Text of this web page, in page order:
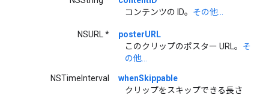
コンテンツの ID。 その他...
NSURL *
posterURL
このクリップのポスター URL。 そ
の他...
NSTimeInterval
whenSkippable
クリップをスキップできる長さ